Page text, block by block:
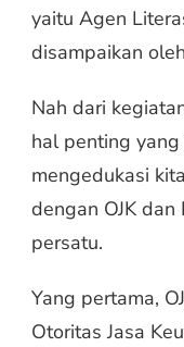
yaitu Agen
disampaikan
Nah dari
hal penting
mengedukasi
dengan OJK dan
persatu.
Yang pertama,
Otoritas Jasa